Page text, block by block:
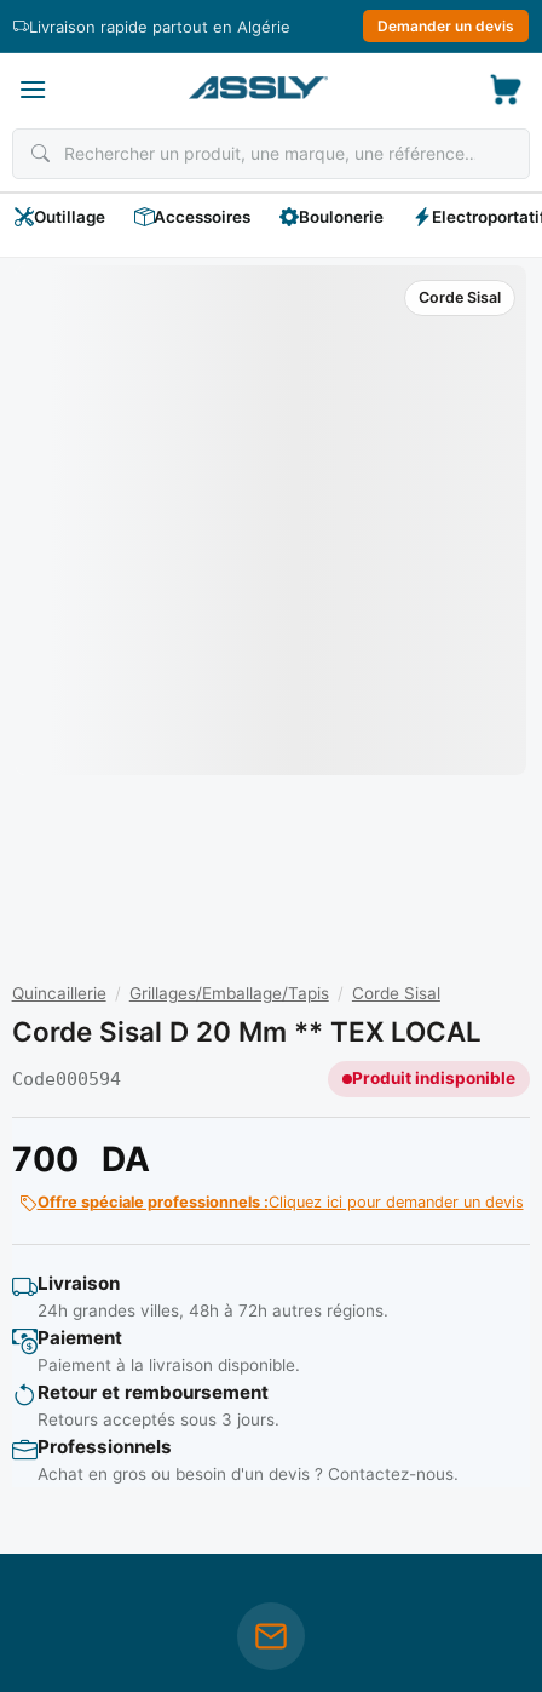
Livraison rapide partout en Algérie Demander un devis
Outillage Accessoires Boulonerie
Corde Sisal
Quincaillerie / Grillages/Emballage/Tapis / Corde Sisal
Corde Sisal D 20 Mm ** TEX LOCAL
Code000594 Produit indisponible
700 DA
Offre spéciale professionnels :Cliquez ici pour demander un devis
Livraison
24h grandes villes, 48h à 72h autres régions.
Paiement
Paiement à la livraison disponible.
Retour et remboursement
Retours acceptés sous 3 jours.
Professionnels
Achat en gros ou besoin d'un devis ? Contactez-nous.